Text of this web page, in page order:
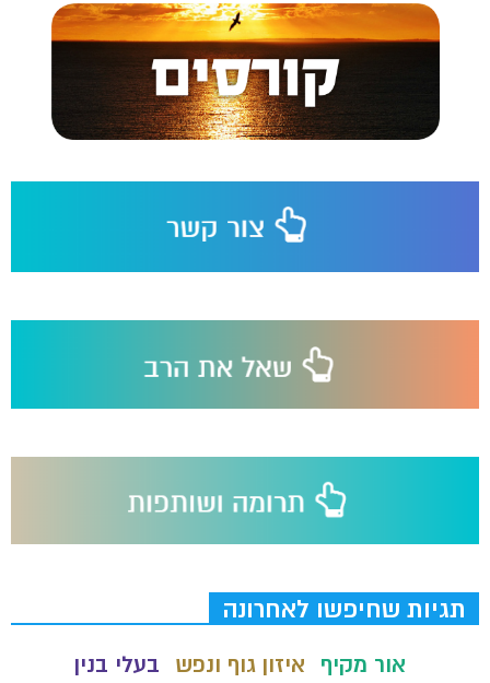
תגיות שחיפשו לאחרונה
אור מקיף איזון גוף ונפש
בעלי בנין